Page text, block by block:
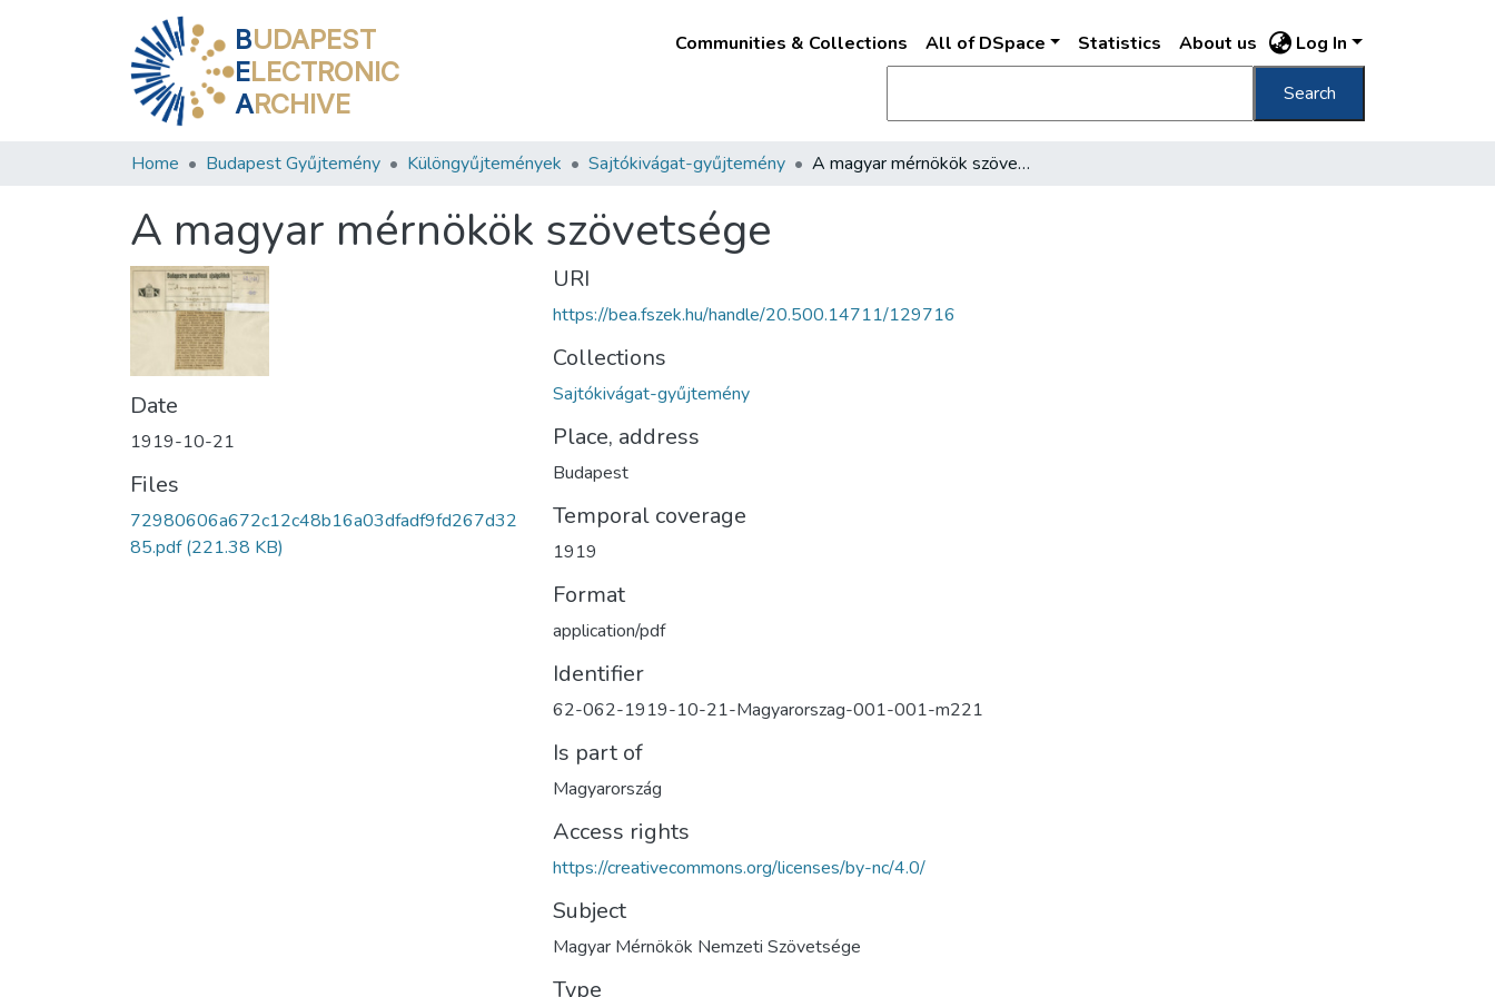
BUDAPEST
ELECTRONIC
ARCHIVE
Communities & Collections All of DSpace Statistics About us Log In
Search
Home Budapest Gyűjtemény Különgyűjtemények Sajtókivágat-gyűjtemény A magyar mérnökök szövetsége
A magyar mérnökök szövetsége
Date
1919-10-21
Files
72980606a672c12c48b16a03dfadf9fd267d32
85.pdf(221.38 KB)
URI
https://bea.fszek.hu/handle/20.500.14711/129716
Collections
Sajtókivágat-gyűjtemény
Place, address
Budapest
Temporal coverage
1919
Format
application/pdf
Identifier
62-062-1919-10-21-Magyarorszag-001-001-m221
Is part of
Magyarország
Access rights
https://creativecommons.org/licenses/by-nc/4.0/
Subject
Magyar Mérnökök Nemzeti Szövetsége
Type